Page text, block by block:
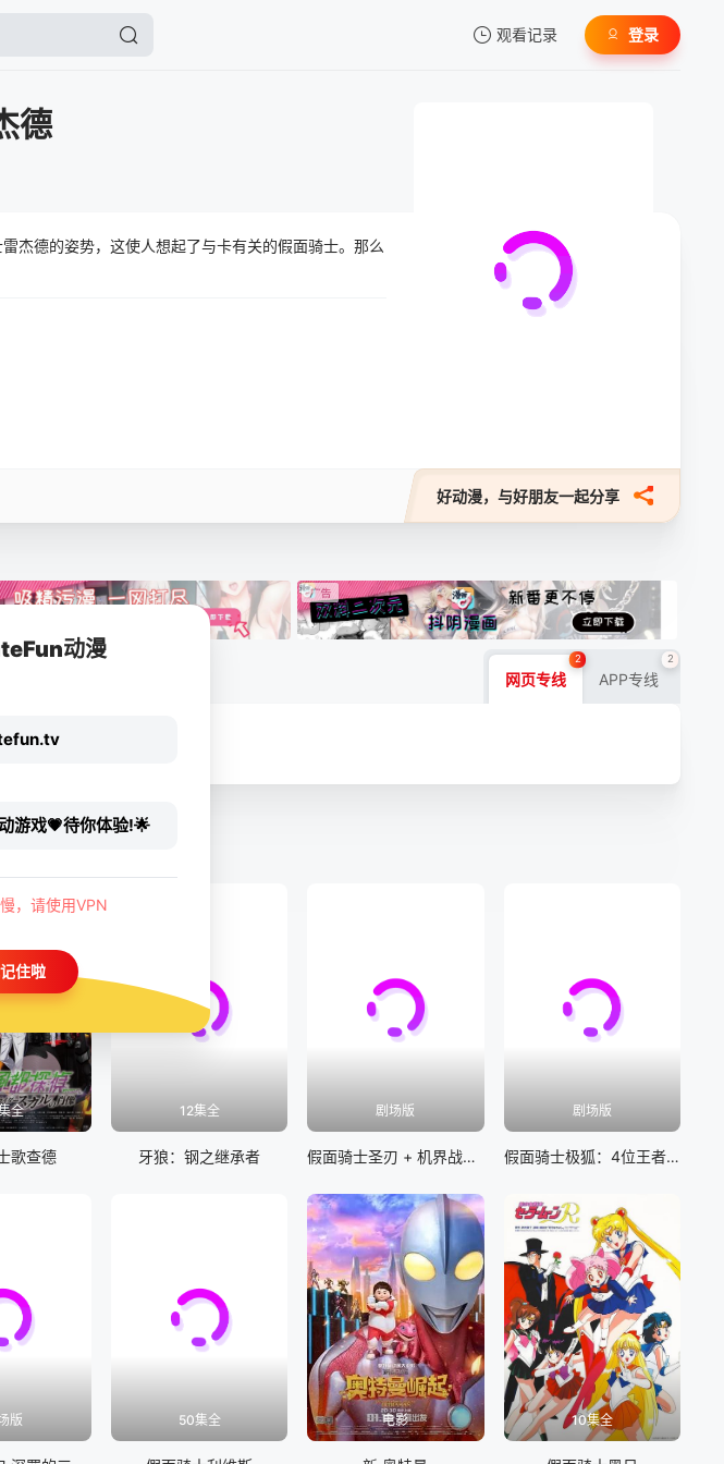
观看记录 登录
德
杰德的姿势，这使人想起了与卡有关的假面骑士。那么
好动漫，与好朋友一起分享
网页专线
2
APP专线
2
全
歌查德
12集全
牙狼：钢之继承者
剧场版
假面骑士圣刃 + 机界战队全开者 超级英雄战记
剧场版
假面骑士极狐：4位王者与黑狐
版 50集全 电影 10集全
动漫
游戏💗待你体验!🌟
，请使用VPN
住啦